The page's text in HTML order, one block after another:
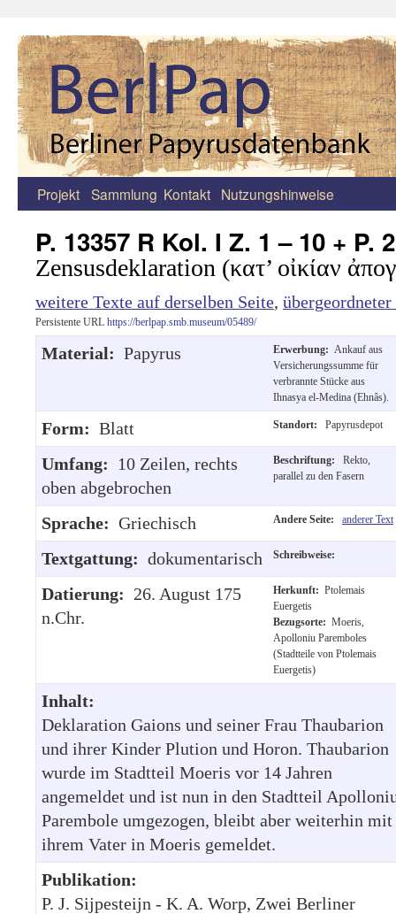
Zum
springen
Projekt Sammlung Kontakt Nutzungshinweise
P. 13357 R Kol. I Z. 1 – 10 + P.
Zensusdeklaration (κατ’ οἰκίαν
weitere Texte auf derselben Seite, übergeordneter
Persistente URL https://berlpap.smb.museum/05489/
Material: Papyrus Erwerbung: Ankauf aus
Versicherungssumme für
verbrannte Stücke aus
Ihnasya el-Medina (Ehnâs).
Form: Blatt Standort: Papyrusdepot
Umfang: 10 Zeilen, rechts
oben abgebrochen
Beschriftung:
Rekto,
parallel zu den Fasern
Sprache: Griechisch Andere Seite: anderer Text
Textgattung: dokumentarisch Schreibweise:
Datierung: 26. August 175
n.Chr.
Herkunft: Ptolemais
Euergetis
Bezugsorte: Moeris,
Apolloniu Paremboles
(Stadtteile von Ptolemais
Euergetis)
Inhalt:
Deklaration Gaions und seiner Frau Thaubarion
und ihrer Kinder Plution und Horon. Thaubarion
wurde im Stadtteil Moeris vor 14 Jahren
angemeldet und ist nun in den Stadtteil
Parembole umgezogen, bleibt aber weiterhin mit
ihrem Vater in Moeris gemeldet.
Publikation:
P. J. Sijpesteijn - K. A. Worp, Zwei Berliner